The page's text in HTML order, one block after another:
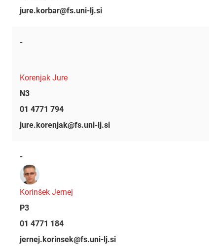
jure.korbar@fs.uni-lj.si
-
Korenjak Jure
N3
01 4771 794
jure.korenjak@fs.uni-lj.si
-
Korinšek Jernej
P3
01 4771 184
jernej.korinsek@fs.uni-lj.si